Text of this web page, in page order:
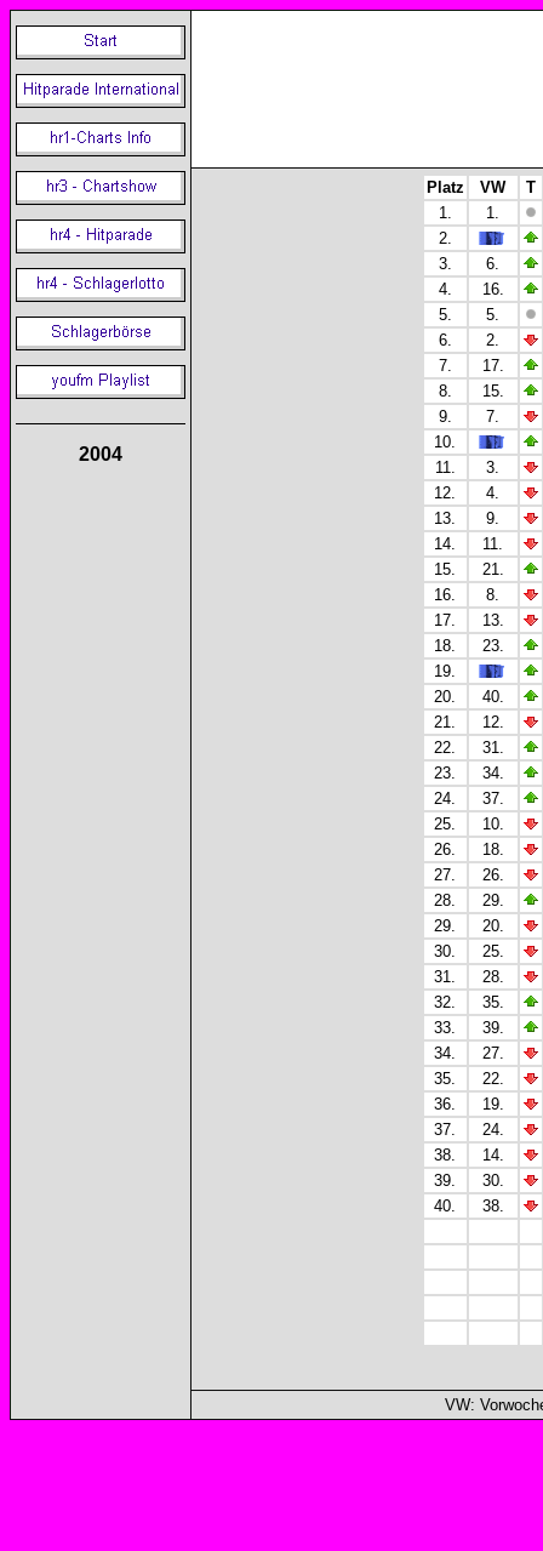
2004
Platz VW
T
1.
1.
2.
3.
6.
4.
16.
5.
5.
6.
2.
7.
17.
8.
15.
9.
7.
10.
11.
3.
12.
4.
13.
9.
14.
11.
15.
21.
16.
8.
17.
13.
18.
23.
19.
20.
40.
21.
12.
22.
31.
23.
34.
24.
37.
25.
10.
26.
18.
27.
26.
28.
29.
29.
20.
30.
25.
31.
28.
32.
35.
33.
39.
34.
27.
35.
22.
36.
19.
37.
24.
38.
14.
39.
30.
40.
38.
VW: